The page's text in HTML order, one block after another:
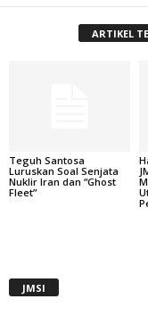
ARTIKEL
Teguh Santosa
Luruskan Soal Senjata
Nuklir Iran dan “Ghost
Fleet”
JMSI